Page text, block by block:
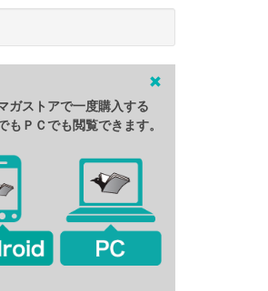
ガストアで一度購入する
ＰＣでも閲覧できます。